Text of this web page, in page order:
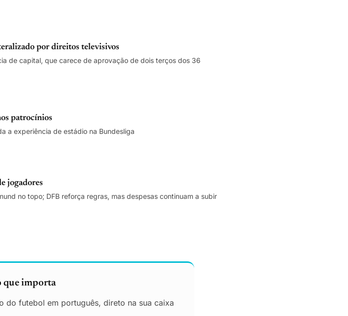
por direitos televisivos
de capital, que carece de aprovação de dois terços dos 36
patrocínios
a experiência de estádio na Bundesliga
jogadores
no topo; DFB reforça regras, mas despesas continuam a subir
que importa
do futebol em português, direto na sua caixa